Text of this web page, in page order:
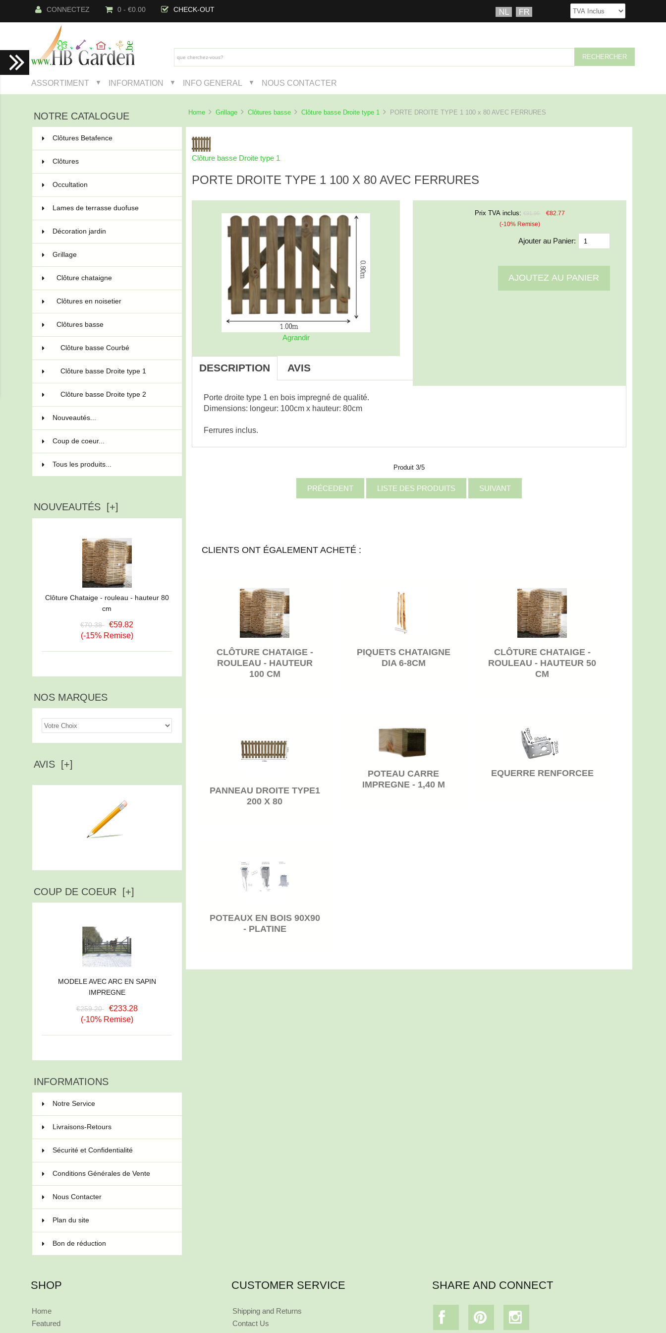
CONNECTEZ 0 - €0.00 CHECK-OUT
ASSORTIMENT ▼ INFORMATION ▼ INFO GENERAL ▼ NOUS CONTACTER
NOTRE CATALOGUE
Clôtures Betafence
Clôtures
Occultation
Lames de terrasse duofuse
Décoration jardin
Grillage
Clôture chataigne
Clôtures en noisetier
Clôtures basse
Clôture basse Courbé
Clôture basse Droite type 1
Clôture basse Droite type 2
Nouveautés...
Coup de coeur...
Tous les produits...
NOUVEAUTÉS [+]
Clôture Chataige - rouleau - hauteur 80
cm
€70.38
€59.82
(-15% Remise)
NOS MARQUES
AVIS [+]
COUP DE COEUR [+]
MODELE AVEC ARC EN SAPIN
IMPREGNE
€259.20
€233.28
(-10% Remise)
INFORMATIONS
Notre Service
Livraisons-Retours
Sécurité et Confidentialité
Conditions Générales de Vente
Nous Contacter
Plan du site
Bon de réduction
Home Grillage Clôtures basse Clôture basse Droite type 1 PORTE DROITE TYPE 1 100 x 80 AVEC FERRURES
Clôture basse Droite type 1
PORTE DROITE TYPE 1 100 X 80 AVEC FERRURES
Agrandir
Prix TVA inclus: €91.96
€82.77
(-10% Remise)
Ajouter au Panier:
DESCRIPTION AVIS
Porte droite type 1 en bois impregné de qualité.
Dimensions: longeur: 100cm x hauteur: 80cm
Ferrures inclus.
Produit 3/5
PRÉCEDENT LISTE DES PRODUITS SUIVANT
CLIENTS ONT ÉGALEMENT ACHETÉ :
CLÔTURE CHATAIGE -
ROULEAU - HAUTEUR
100 CM
PIQUETS CHATAIGNE
DIA 6-8CM
CLÔTURE CHATAIGE -
ROULEAU - HAUTEUR 50
CM
PANNEAU DROITE TYPE1
200 X 80
POTEAU CARRE
IMPREGNE - 1,40 M
EQUERRE RENFORCEE
POTEAUX EN BOIS 90X90
- PLATINE
SHOP
Home
Featured
CUSTOMER SERVICE
Shipping and Returns
Contact Us
SHARE AND CONNECT